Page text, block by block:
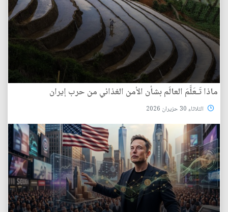
ماذا تَـعَلَّمَ العالَم بشأن الأمن الغذائي من حرب إيران
الثلاثاء 30 حزيران 2026